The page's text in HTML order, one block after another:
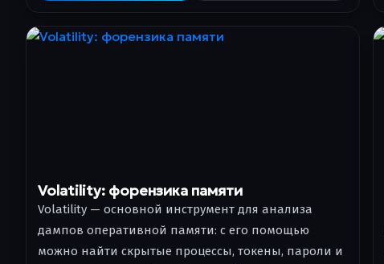
Volatility: форензика памяти
Volatility — основной инструмент для анализа
дампов оперативной памяти: с его помощью
можно найти скрытые процессы, токены, пароли и